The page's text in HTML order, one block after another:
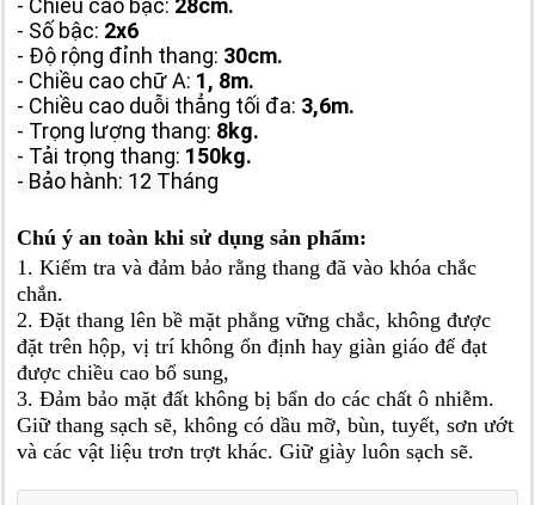
- Số bậc: 2x6
- Độ rộng đỉnh thang: 30cm.
- Chiều cao chữ A: 1, 8m.
- Chiều cao duỗi thẳng tối đa: 3,6m.
- Trọng lượng thang: 8kg.
- Tải trọng thang: 150kg.
- Bảo hành: 12 Tháng
Chú ý an toàn khi sử dụng sản phẩm:
1. Kiểm tra và đảm bảo rằng thang đã vào khóa chắc
chắn.
2. Đặt thang lên bề mặt phẳng vững chắc, không được
đặt trên hộp, vị trí không ổn định hay giàn giáo để đạt
được chiều cao bổ sung,
3. Đảm bảo mặt đất không bị bẩn do các chất ô nhiễm.
Giữ thang sạch sẽ, không có dầu mỡ, bùn, tuyết, sơn ướt
và các vật liệu trơn trợt khác. Giữ giày luôn sạch sẽ.